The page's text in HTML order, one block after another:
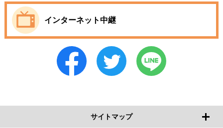
インターネット中継
サイトマップ